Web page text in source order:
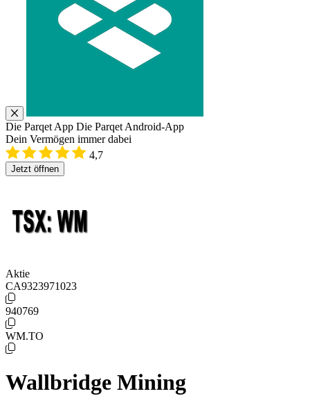
Die Parqet App Die Parqet Android-App
Dein Vermögen immer dabei
4,7
Jetzt öffnen
Aktie
CA9323971023
940769
WM.TO
Wallbridge Mining